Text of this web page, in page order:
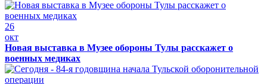
26
окт
Новая выставка в Музее обороны Тулы расскажет о
военных медиках